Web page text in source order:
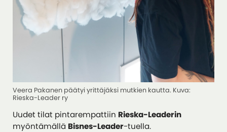
Veera Pakanen päätyi yrittäjäksi mutkien kautta. Kuva:
Rieska-Leader ry
Uudet tilat pintarempattiin Rieska-Leaderin
myöntämällä Bisnes-Leader-tuella.